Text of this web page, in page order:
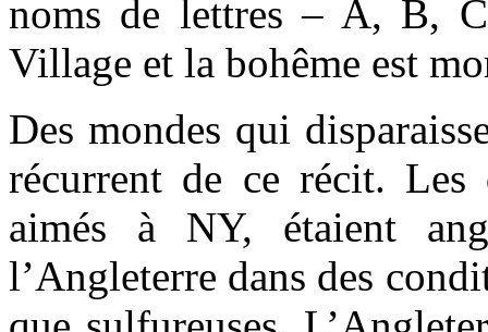
noms de lettres – A, B,
Village et la bohême est
Des mondes qui
récurrent de ce récit. Les
aimés à NY, étaient
l’Angleterre dans des